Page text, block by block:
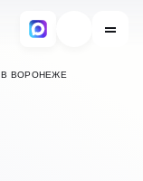
ВОРОНЕЖЕ